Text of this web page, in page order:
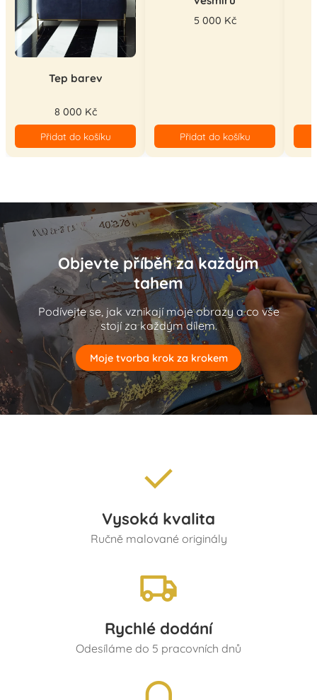
Tep barev
8 000 Kč
Přidat do košíku
5 000 Kč
Přidat do košíku
Objevte příběh za každým
tahem
Podívejte se, jak vznikají moje obrazy a co vše
stojí za každým dílem.
Moje tvorba krok za krokem
Vysoká kvalita
Ručně malované originály
Rychlé dodání
Odesíláme do 5 pracovních dnů